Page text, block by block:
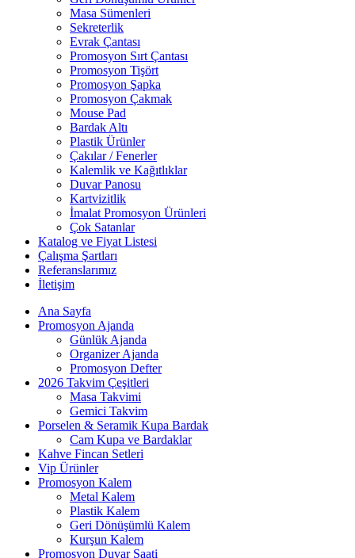
Masa Sümenleri
Sekreterlik
Evrak Çantası
Promosyon Sırt Çantası
Promosyon Tişört
Promosyon Şapka
Promosyon Çakmak
Mouse Pad
Bardak Altı
Plastik Ürünler
Çakılar / Fenerler
Kalemlik ve Kağıtlıklar
Duvar Panosu
Kartvizitlik
İmalat Promosyon Ürünleri
Çok Satanlar
Katalog ve Fiyat Listesi
Çalışma Şartları
Referanslarımız
İletişim
Ana Sayfa
Promosyon Ajanda
Günlük Ajanda
Organizer Ajanda
Promosyon Defter
2026 Takvim Çeşitleri
Masa Takvimi
Gemici Takvim
Porselen & Seramik Kupa Bardak
Cam Kupa ve Bardaklar
Kahve Fincan Setleri
Vip Ürünler
Promosyon Kalem
Metal Kalem
Plastik Kalem
Geri Dönüşümlü Kalem
Kurşun Kalem
Promosyon Duvar Saati